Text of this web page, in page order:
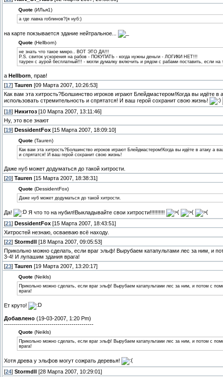
Quote(ИЛья1)
а где лавка гоблинов?(я нуб:)
на карте покзывается здание нейтральное...
Quote(Hellborn)
не знать что такое микро.. ВОТ ЭТО ДА!!!
P.S. свиток ускорения на рабов - ПОКУПАТЬ - когда нужны деньги - ЛОГИКИ НЕТ!!!
таурен с аурой бесплатный!!! - могли думалку включить и рядом с рабами поставить, если на
а Hellborn , прав!
[17] Tauren [09 Марта 2007, 10:26:53]
Как вам эта хитрость?Болшинство игроков играют Блейдмастером!Когда вы идёте
использовать стремительность и спрятатся! И ваш герой сохранит свою жизнь!
[18] Никитоз [10 Марта 2007, 13:11:46]
Ну, это все знают
[19] DessidentFox [15 Марта 2007, 18:09:10]
Quote(Tauren)
Как вам эта хитрость?Болшинство игроков играют Блейдмастером!Когда вы идёте в атаку а
и спрятатся! И ваш герой сохранит свою жизнь!
Даже нуб может додуматься до такой хитрости.
[20] Tauren [15 Марта 2007, 18:38:31]
Quote(DessidentFox)
Даже нуб может додуматься до такой хитрости.
Да!
Я что то на нубил!Выкладывайте свои хитрости!!!!!!!!!!
[21 ] DessidentFox [15 Марта 2007, 18:43:51]
Хитростей незнаю, осваеваю всё находу.
[22] Stormdll
[18 Марта 2007, 09:05:53]
Прикольно можно сделать, если враг эльф! Вырубаем катапультами лес за ним, и
3-4! И лупашим здания врага!
[23] Tauren [19 Марта 2007, 13:20:17]
Quote(Neikls)
Прикольно можно сделать, если враг эльф! Вырубаем катапультами лес за ним, и потом с
врага!
Ет круто!
Добавлено (19-03-2007, 1:20 Pm)
---------------------------------------------
Quote(Neikls)
Прикольно можно сделать, если враг эльф! Вырубаем катапультами лес за ним, и потом с
врага!
Хотя древа у эльфов могут сожрать деревья!
[24] Stormdll [28 Марта 2007, 10:29:01]